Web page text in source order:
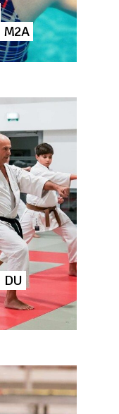
M2A
DU